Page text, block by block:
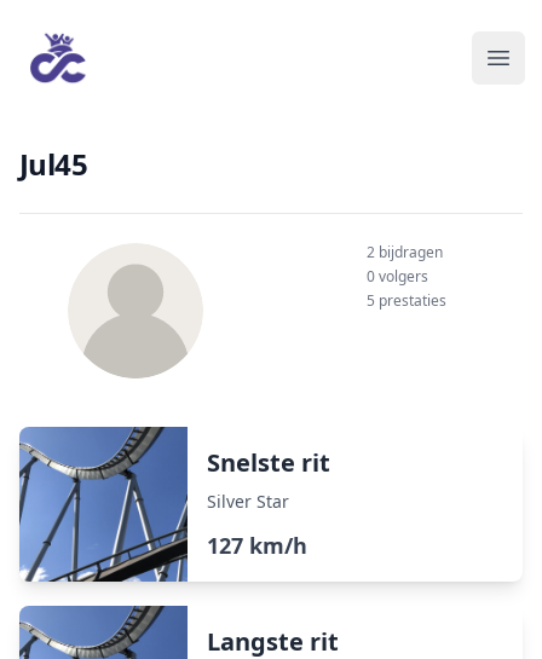
Jul45
2 bijdragen
0 volgers
5 prestaties
Snelste rit
Silver Star
127 km/h
Langste rit